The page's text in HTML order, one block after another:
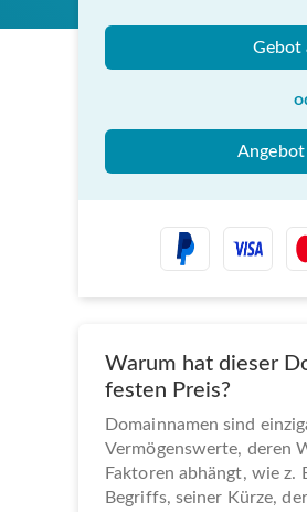
Gebot
Warum hat dieser
festen Preis?
Domainnamen sind
Vermögenswerte, deren
Faktoren abhängt, wie z.
Begriffs, seiner Kürze,